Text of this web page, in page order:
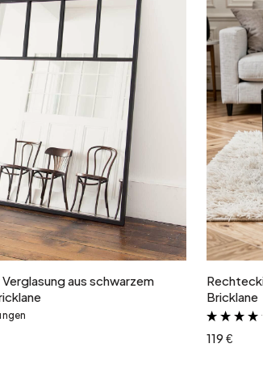
Warenkorb
aus schwarzem
Bricklane
119 €